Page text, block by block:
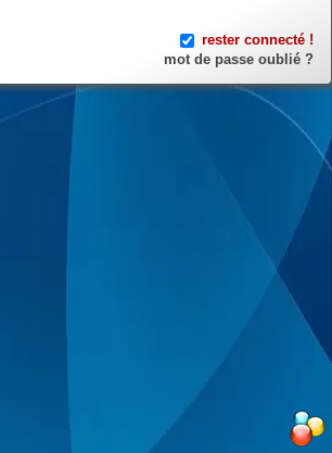
rester connecté !
mot de passe oublié ?